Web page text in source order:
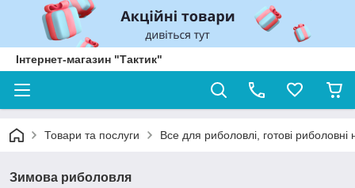
Інтернет-магазин "Тактик"
Товари та послуги Все для риболовлі, готові риболовні
Зимова риболовля